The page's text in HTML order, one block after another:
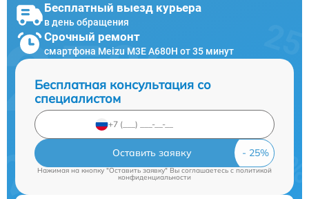
Бесплатный выезд курьера
в день обращения
Срочный ремонт
смартфона Meizu M3E A680H от 35 минут
Бесплатная консультация со
специалистом
Оставить заявку
Нажимая на кнопку "Оставить заявку" Вы соглашаетесь cполитикой
конфиденциальности